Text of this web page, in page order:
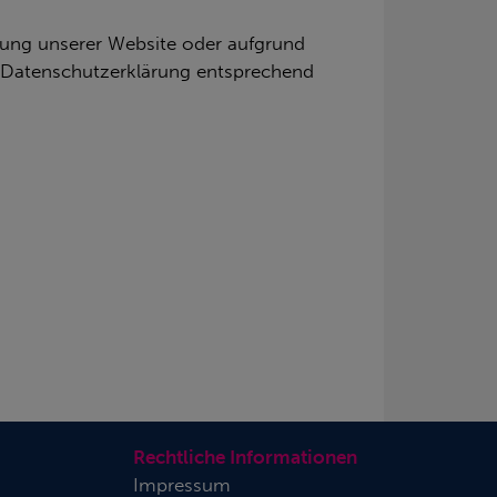
unserer Website oder aufgrund
entsprechend
Rechtliche Informationen
Impressum